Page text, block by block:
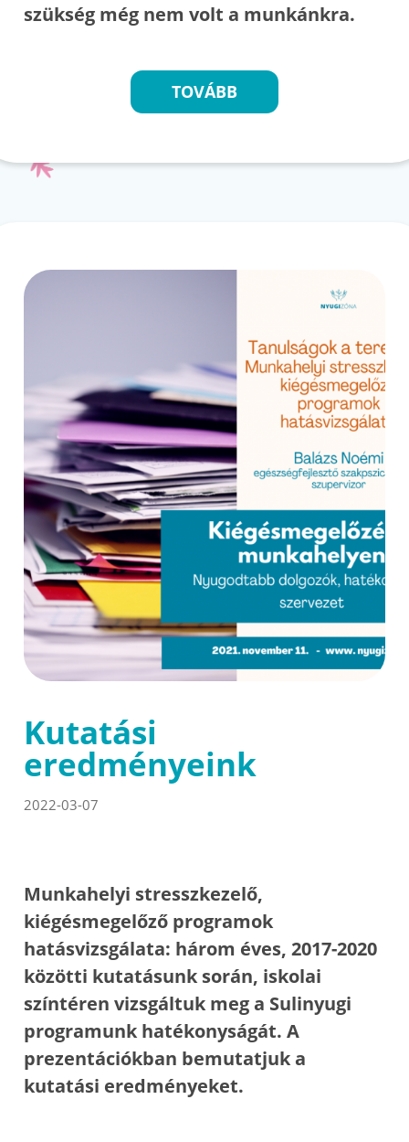
szükség még nem volt a munkánkra.
TOVÁBB
Kutatási
eredményeink
2022-03-07
Munkahelyi stresszkezelő,
kiégésmegelőző programok
hatásvizsgálata: három éves, 2017-2020
közötti kutatásunk során, iskolai
színtéren vizsgáltuk meg a Sulinyugi
programunk hatékonyságát. A
prezentációkban bemutatjuk a
kutatási eredményeket.